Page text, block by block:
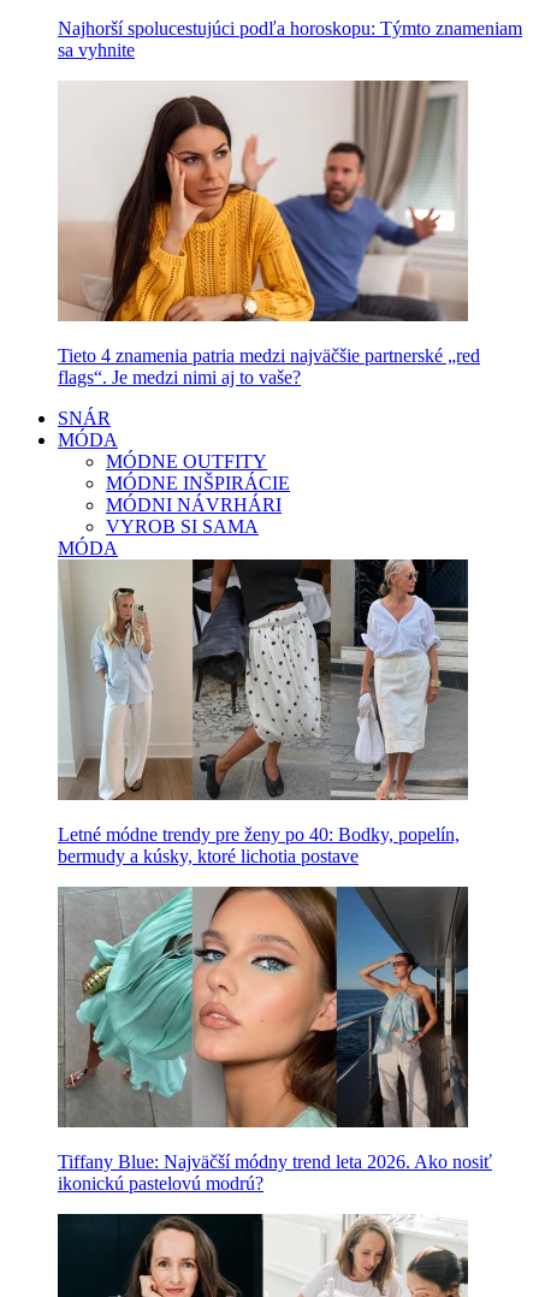
Najhorší spolucestujúci podľa horoskopu: Týmto znameniam
sa vyhnite
Tieto 4 znamenia patria medzi najväčšie partnerské „red
flags“. Je medzi nimi aj to vaše?
SNÁR
MÓDA
MÓDNE OUTFITY
MÓDNE INŠPIRÁCIE
MÓDNI NÁVRHÁRI
VYROB SI SAMA
MÓDA
Letné módne trendy pre ženy po 40: Bodky, popelín,
bermudy a kúsky, ktoré lichotia postave
Tiffany Blue: Najväčší módny trend leta 2026. Ako nosiť
ikonickú pastelovú modrú?